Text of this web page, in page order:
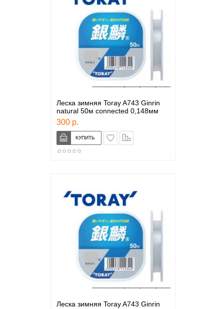
Леска зимняя Toray A743 Ginrin
natural 50м connected 0,148мм
300 р.
в закладки
Леска зимняя Toray A743 Ginrin